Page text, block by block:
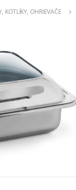
KOTLÍKY, OHRIEVAČE